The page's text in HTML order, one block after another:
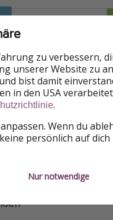
vor, weit im Voraus
im Voraus. Aber
zu verbessern,
unserer Website zu
bist damit
in den USA
.
Wenn du
persönlich auf
Nur notwendige